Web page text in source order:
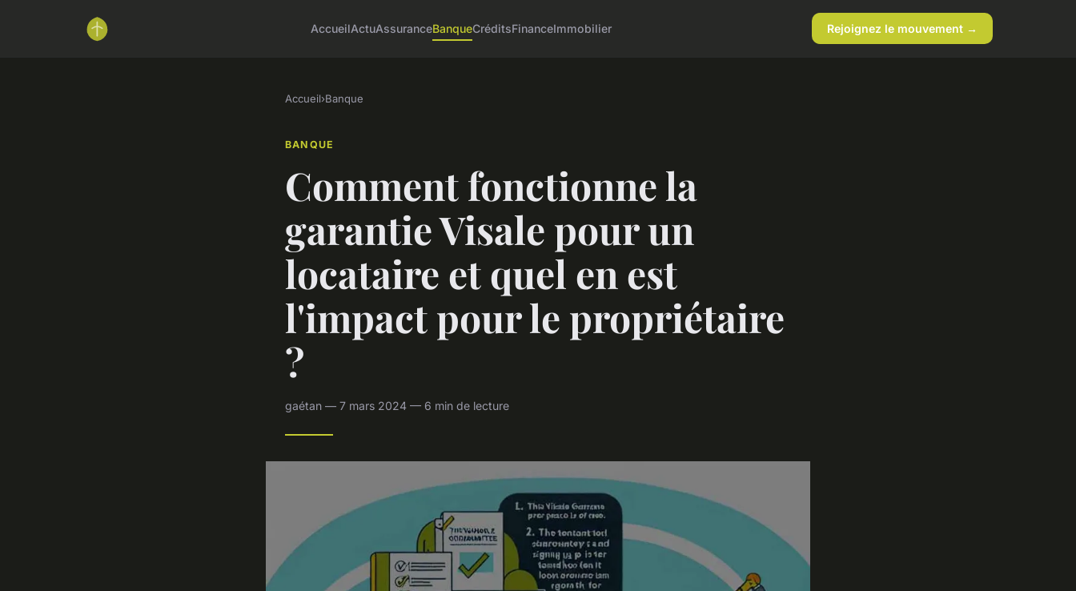
AccueilActuAssuranceBanqueCréditsFinanceImmobilier Rejoignez le mouvement →
Accueil›Banque
BANQUE
Comment fonctionne la
garantie Visale pour un
locataire et quel en est
l'impact pour le propriétaire
?
gaétan — 7 mars 2024 — 6 min de lecture